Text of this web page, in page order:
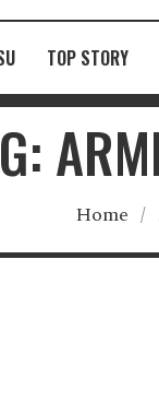
TOP STORY
Home /